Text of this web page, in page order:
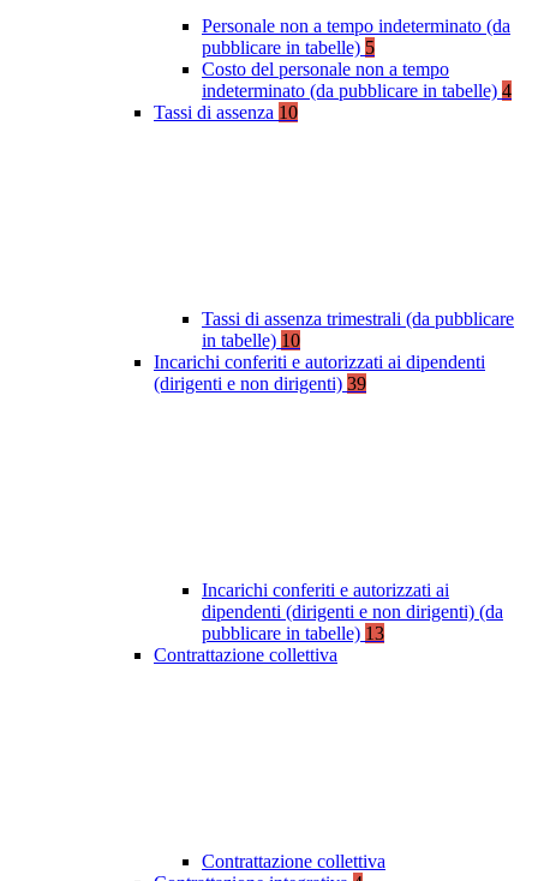
Personale non a tempo indeterminato (da
pubblicare in tabelle) 5
Costo del personale non a tempo
indeterminato (da pubblicare in tabelle) 4
Tassi di assenza 10
Tassi di assenza trimestrali (da pubblicare
in tabelle) 10
Incarichi conferiti e autorizzati ai dipendenti
(dirigenti e non dirigenti) 39
Incarichi conferiti e autorizzati ai
dipendenti (dirigenti e non dirigenti) (da
pubblicare in tabelle) 13
Contrattazione collettiva
Contrattazione collettiva